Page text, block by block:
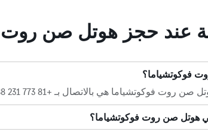
عند حجز هوتل صن روت
فوكوتشياما؟
فوكوتشياما هي بالاتصال بـ +81 773 231 888.
هوتل صن روت فوكوتشياما؟